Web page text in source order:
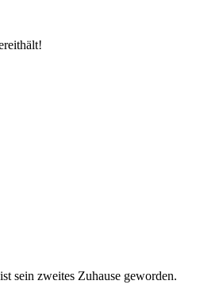
sein zweites Zuhause geworden.